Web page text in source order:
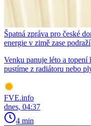
Špatná zpráva pro české
energie v zimě zase podraží
Venku panuje léto a topení
pustíme z radiátoru nebo
FVE.info
dnes, 04:37
4 min